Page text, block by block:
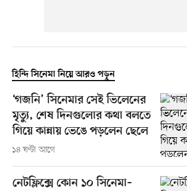
হিন্দি সিনেমা নিয়ে আরও পড়ুন
‘গজনি’ সিনেমার সেই ভিলেনের
মৃত্যু, শেষ দিনগুলোর কথা বলতে
গিয়ে কান্নায় ভেঙে পড়লেন ছেলে
১৪ ঘণ্টা আগে
নেটফ্লিক্সে কোন ১০ সিনেমা–